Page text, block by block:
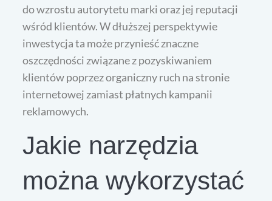
do wzrostu autorytetu marki oraz jej reputacji
wśród klientów. W dłuższej perspektywie
inwestycja ta może przynieść znaczne
oszczędności związane z pozyskiwaniem
klientów poprzez organiczny ruch na stronie
internetowej zamiast płatnych kampanii
reklamowych.
Jakie narzędzia
można wykorzystać